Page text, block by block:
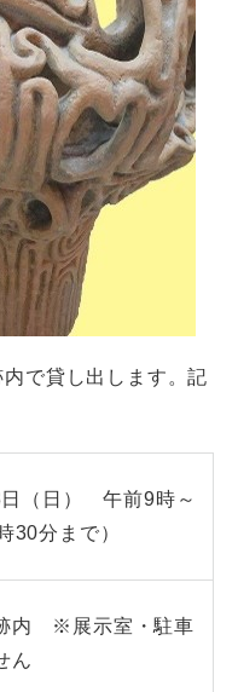
で貸し出します。記
（日） 午前9時～
30分まで）
内 ※展示室・駐車
ん